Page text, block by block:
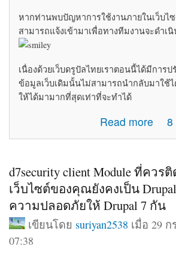
หากท่านพบปัญหาการใช้งานภายในเว็บไ
สามารถแจ้งเข้ามาเพื่อทางทีมงานจะดำเ
เนื่องด้วยเว็บดรูปัลไทยเราตอนนี้ได้มีการ
ข้อมูลเว็บเดิมนั้นไม่สามารถนำกลับมาใช้ไ
ให้ได้มามากที่สุดเท่าที่จะทำได้
Read more
about แจ้งปัญหาการใช้งานภายในเว็8
d7security client Module ที่ควร
เว็บไซต์ของคุณยังคงเป็น
ความปลอดภัยให้ Drupal 7 กัน
เขียนโดย suriyan2538 เมื่อ 29
07:38